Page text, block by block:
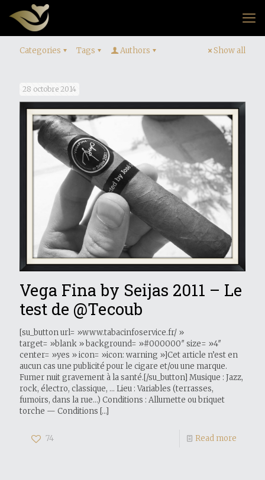
Categories Tags Authors Show all
28 octobre 2014
Vega Fina by Seijas 2011 – Le
test de @Tecoub
[su_button url= »www.tabacinfoservice.fr/‎ »
target= »blank » background= »#000000″ size= »4″
center= »yes » icon= »icon: warning »]Cet article n’est en
aucun cas une publicité pour le cigare et/ou une marque.
Fumer nuit gravement à la santé.[/su_button] Musique : Jazz,
rock, électro, classique, … Lieu : Variables (terrasses,
fumoirs, dans la rue…) Conditions : Allumette ou briquet
torche — Conditions […]
74 Read more